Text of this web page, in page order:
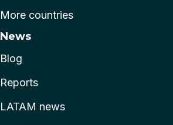
More countries
News
Blog
Reports
LATAM news